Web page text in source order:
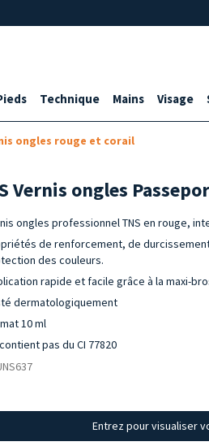
Technique Mains Visage
ongles rouge et corail
Vernis ongles
ongles professionnel TNS en rouge,
de renforcement, de
des couleurs.
rapide et facile grâce à la maxi-
dermatologiquement
10 ml
pas du CI 77820
Entrez pour visualiser